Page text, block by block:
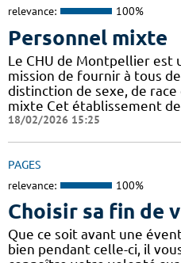
relevance: 100%
Personnel mixte
Le CHU de Montpellier est
mission de fournir à tous
distinction de sexe, de
mixte Cet établissement
18/02/2026 15:25
PAGES
relevance: 100%
Choisir sa fin de
Que ce soit avant une
bien pendant celle-ci, il